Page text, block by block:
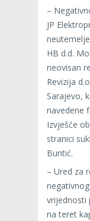
–
JP
HB d.d.
neovisan
Revizija
Sarajevo,
navedene
Izvješće
stranici
Buntić.
– Ured za
vrijednosti
na teret